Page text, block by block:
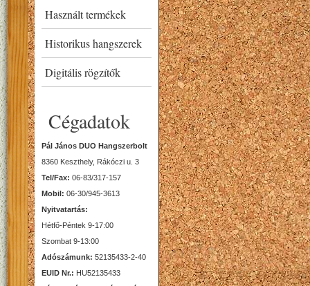
Használt termékek
Historikus hangszerek
Digitális rögzítők
Cégadatok
Pál János DUO Hangszerbolt
8360 Keszthely, Rákóczi u. 3
Tel/Fax: 06-83/317-157
Mobil: 06-30/945-3613
Nyitvatartás:
Hétfő-Péntek 9-17:00
Szombat 9-13:00
Adószámunk: 52135433-2-40
EUID Nr.: HU52135433